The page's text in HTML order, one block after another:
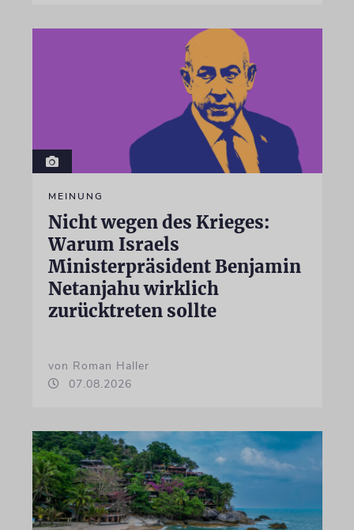
MEINUNG
Nicht wegen des Krieges:
Warum Israels
Ministerpräsident Benjamin
Netanjahu wirklich
zurücktreten sollte
von Roman Haller
07.08.2026